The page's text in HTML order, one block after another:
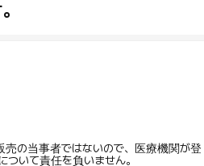
の当事者ではないので、医療機関が登
いて責任を負いません。